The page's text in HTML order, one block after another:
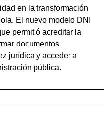
en la transformación
El nuevo modelo DNI
permitió acreditar la
documentos
jurídica y acceder a
pública.